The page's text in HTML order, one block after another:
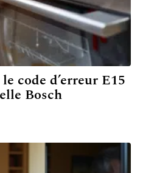
code d’erreur E15
Bosch